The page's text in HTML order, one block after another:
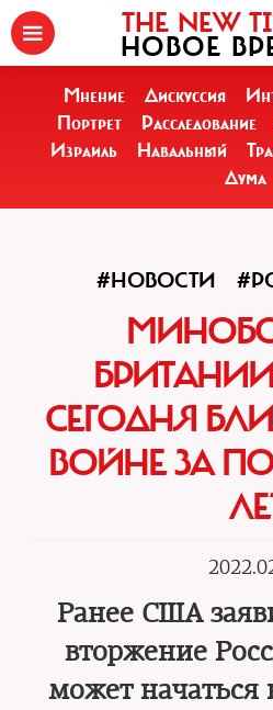
THE NEW
НОВОЕ
Мнение Дискуссия
Портрет
Расследование
Израиль
Навальный
Дума
#НОВОСТИ
СЕГОДНЯ
ВОЙНЕ ЗА
Ранее США
вторжение
может начаться